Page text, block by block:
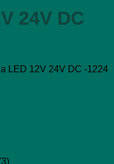
24V DC
LED 12V 24V DC -1224